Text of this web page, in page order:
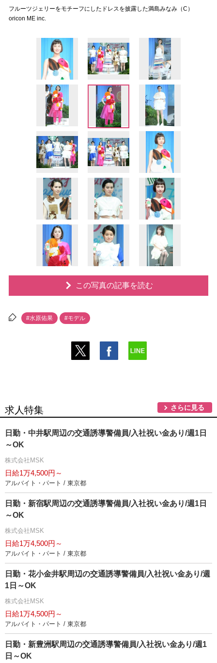
フルーツジェリーをモチーフにしたドレスを披露した満島みなみ（C）
oricon ME inc.
この写真の記事を読む
#水原佑果 #モデル
求人特集 さらに見る
日勤・中井駅周辺の交通誘導警備員/入社祝い金あり/週1日
～OK
株式会社MSK
日給1万4,500円～
アルバイト・パート / 東京都
日勤・新宿駅周辺の交通誘導警備員/入社祝い金あり/週1日
～OK
株式会社MSK
日給1万4,500円～
アルバイト・パート / 東京都
日勤・花小金井駅周辺の交通誘導警備員/入社祝い金あり/週
1日～OK
株式会社MSK
日給1万4,500円～
アルバイト・パート / 東京都
日勤・新豊洲駅周辺の交通誘導警備員/入社祝い金あり/週1
日～OK